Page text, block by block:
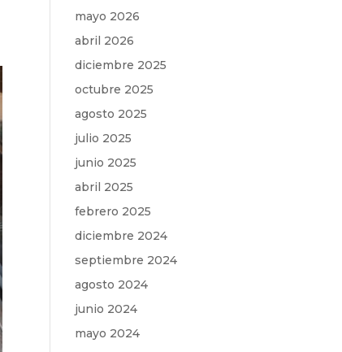
mayo 2026
abril 2026
diciembre 2025
octubre 2025
agosto 2025
julio 2025
junio 2025
abril 2025
febrero 2025
diciembre 2024
septiembre 2024
agosto 2024
junio 2024
mayo 2024